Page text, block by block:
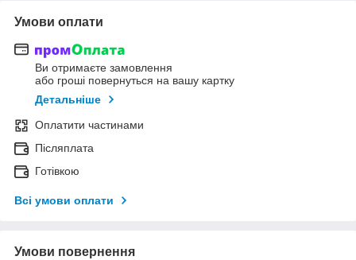
Умови оплати
Ви отримаєте замовлення
або гроші повернуться на вашу картку
Детальніше
Оплатити частинами
Післяплата
Готівкою
Всі умови оплати
Умови повернення